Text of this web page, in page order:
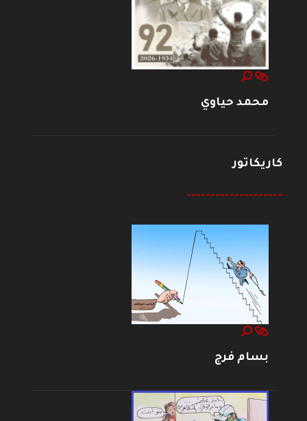
محمد حياوي
كاريكاتور
--------------------
بسام فرج